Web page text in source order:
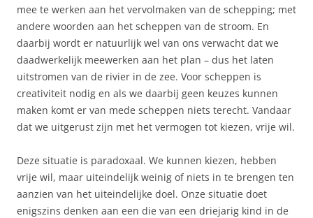
mee te werken aan het vervolmaken van de schepping; met
andere woorden aan het scheppen van de stroom. En
daarbij wordt er natuurlijk wel van ons verwacht dat we
daadwerkelijk meewerken aan het plan – dus het laten
uitstromen van de rivier in de zee. Voor scheppen is
creativiteit nodig en als we daarbij geen keuzes kunnen
maken komt er van mede scheppen niets terecht. Vandaar
dat we uitgerust zijn met het vermogen tot kiezen, vrije wil.
Deze situatie is paradoxaal. We kunnen kiezen, hebben
vrije wil, maar uiteindelijk weinig of niets in te brengen ten
aanzien van het uiteindelijke doel. Onze situatie doet
enigszins denken aan een die van een driejarig kind in de